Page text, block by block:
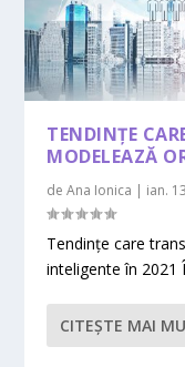
TENDINȚE
MODELEAZĂ
deAna Ionica | ian.
Tendințe care
inteligente în 2021
CITEŞTE MAI